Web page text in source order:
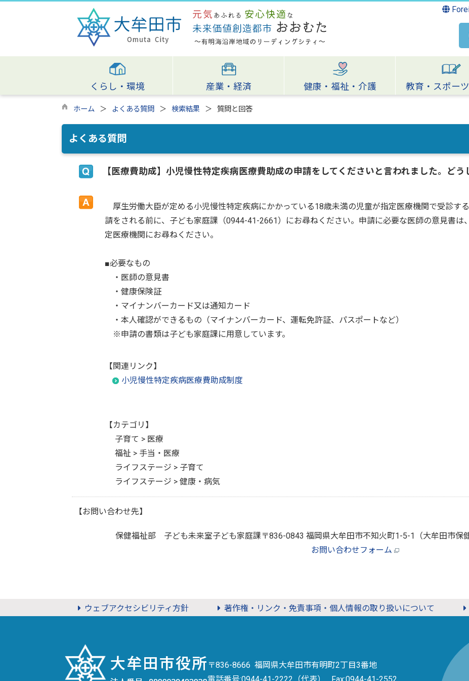
くらし・環境 産業・経済 健康・福祉・介護 教育・スポー
ホーム よくある質問 検索結果 質問と回答
よくある質問
【医療費助成】小児慢性特定疾病医療費助成の申請をしてくださいと言われました。どう
厚生労働大臣が定める小児慢性特定疾病にかかっている18歳未満の児童が指定医療機関で受診す
請をされる前に、子ども家庭課（0944-41-2661）にお尋ねください。申請に必要な医師の意見書は
定医療機関にお尋ねください。
■必要なもの
・医師の意見書
・健康保険証
・マイナンバーカード又は通知カード
・本人確認ができるもの（マイナンバーカード、運転免許証、パスポートなど）
※申請の書類は子ども家庭課に用意しています。
【関連リンク】
小児慢性特定疾病医療費助成制度
【カテゴリ】
子育て > 医療
福祉 > 手当・医療
ライフステージ > 子育て
ライフステージ > 健康・病気
【お問い合わせ先】
保健福祉部 子ども未来室子ども家庭課 〒836-0843 福岡県大牟田市不知火町1-5-1（大牟田市保
お問い合わせフォーム
ウェブアクセシビリティ方針 著作権・リンク・免責事項・個人情報の取り扱いについて
〒836-8666 福岡県大牟田市有明町2丁目3番地
電話番号:0944-41-2222（代表） Fax:0944-41-2552